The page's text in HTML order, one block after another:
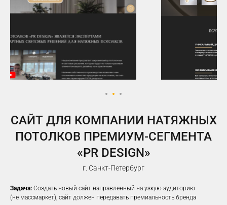
САЙТ ДЛЯ КОМПАНИИ НАТЯЖНЫХ
ПОТОЛКОВ ПРЕМИУМ-СЕГМЕНТА
«PR DESIGN»
г. Санкт-Петербург
Задача: Создать новый сайт направленный на узкую аудиторию
(не массмаркет), сайт должен передавать премиальность бренда
Instagram
Яндекс.Дзен
НАСТРОИМ
ТАРГЕТИРОВАННУЮ
РЕКЛАМУ НА ВАШУ ЦА